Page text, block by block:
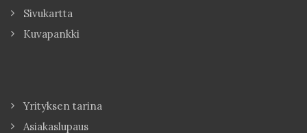
Sivukartta
Kuvapankki
Yrityksen tarina
Asiakaslupaus